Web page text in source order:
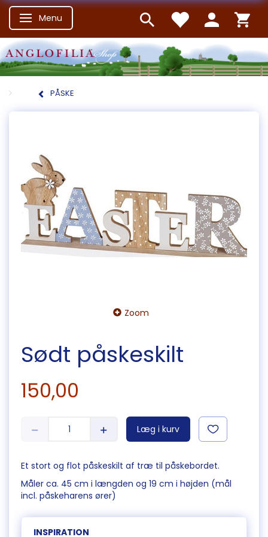
Skifte navigation
Menu
PÅSKE
Zoom
Sødt påskeskilt
150,00
Læg i kurv
Et stort og flot påskeskilt af træ til påskebordet.
Måler ca. 45 cm i længden og 19 cm i højden (mål
incl. påskeharens ører)
INSPIRATION